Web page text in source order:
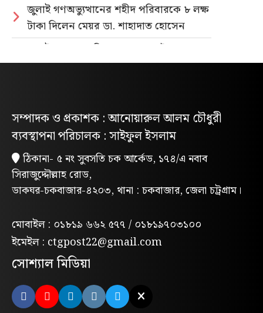
জুলাই গণঅভ্যুত্থানের শহীদ পরিবারকে ৮ লক্ষ
টাকা দিলেন মেয়র ডা. শাহাদাত হোসেন
জুলাই গণহত্যার বিচার ও গণভোটের গণরায়
বাস্তবায়নের দাবিতে জাতীয় ছাত্রশক্তির
পরিবেশবান্ধব ই-রিকশার লাইসেন্স
গণভোটের রায় ও জুলাই সনদ বাস্তবায়নের
দাবিতে লোহাগাড়ায় ছাত্রশিবিরের বিক্ষোভ
মিছিল
“চাঁদা নাপেয়ে পেঁপে বাগান ধ্বংস: পাহাড়ি
সন্ত্রাসীদের গ্রেপ্তারের দাবিতে পিসিসিপির
বিক্ষোভ”
লোহাগাড়ায় পরিবেশক অ্যাসোসিয়েশনের
উদ্যোগে বন্যাদুর্গতদের মাঝে ঢেউটিন বিতরণ
মন্দিরের পুকুরে মিলল তবলাশিল্পীর মরদেহ
সম্পাদক ও প্রকাশক : আনোয়ারুল আলম চৌধুরী
ব্যবস্থাপনা পরিচালক : সাইফুল ইসলাম
ঠিকানা- ৫ নং সুবসতি চক আর্কেড, ১৭৪/এ নবাব
সিরাজুদ্দৌল্লাহ রোড,
ডাকঘর-চকবাজার-৪২০৩, থানা : চকবাজার, জেলা চট্রগ্রাম।
মোবাইল : ০১৮১৯ ৬৬২ ৫৭৭ / ০১৮১৯৭০৩১০০
ইমেইল : ctgpost22@gmail.com
সোশ্যাল মিডিয়া